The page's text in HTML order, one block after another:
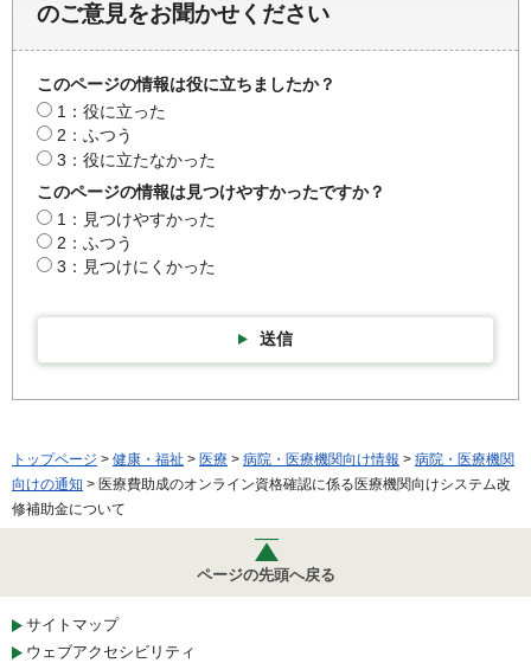
のご意見をお聞かせください
このページの情報は役に立ちましたか？
1：役に立った
2：ふつう
3：役に立たなかった
このページの情報は見つけやすかったですか？
1：見つけやすかった
2：ふつう
3：見つけにくかった
送信
トップページ > 健康・福祉 > 医療 > 病院・医療機関向け情報 > 病院・医療機関
向けの通知 > 医療費助成のオンライン資格確認に係る医療機関向けシステム改
修補助金について
ページの先頭へ戻る
サイトマップ
ウェブアクセシビリティ